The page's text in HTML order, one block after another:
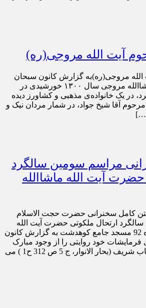
آیت الله مروجی(ره)
الله مروجی(ره)به گزارش کانون سبحان
کوهدشت/ حاج شیخ ماشاالله مروجی سال ۱۳۰۰ خورشیدی در
در یک خانواده‌ی مذهبی و کشاورز دیده
آقا شیخ جواد، در شمار مردان نیک و
مراسم سومین سالگرد
حضرت آیت الله ماشاالله
کامل سخنرانی حضرت حجت الاسلام
سالگرد ارتحال ملکوتی حضرت آیت الله
ماشاالله مروجی-تیرماه 92 مسجد جامع کوهدشت به گزارش کانون
فرمایشات خود روایتی را از وجود مبارک
امام صادق(ع) که در کتاب شریف (بحار الانوار، ج 5 ص 312 ح1 ) می